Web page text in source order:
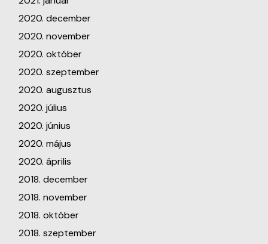
2020. december
2020. november
2020. október
2020. szeptember
2020. augusztus
2020. július
2020. június
2020. május
2020. április
2018. december
2018. november
2018. október
2018. szeptember